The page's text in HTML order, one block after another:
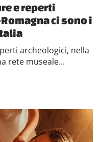
e reperti
ci sono i
archeologici, nella
rete museale...